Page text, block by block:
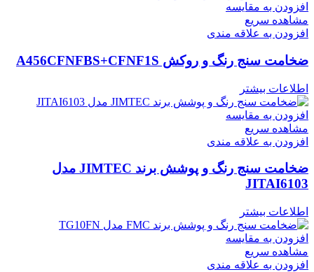
افزودن به مقایسه
مشاهده سریع
افزودن به علاقه مندی
ضخامت سنج رنگ و روکش A456CFNFBS+CFNF1S
اطلاعات بیشتر
افزودن به مقایسه
مشاهده سریع
افزودن به علاقه مندی
ضخامت سنج رنگ و پوشش برند JIMTEC مدل
JITAI6103
اطلاعات بیشتر
افزودن به مقایسه
مشاهده سریع
افزودن به علاقه مندی